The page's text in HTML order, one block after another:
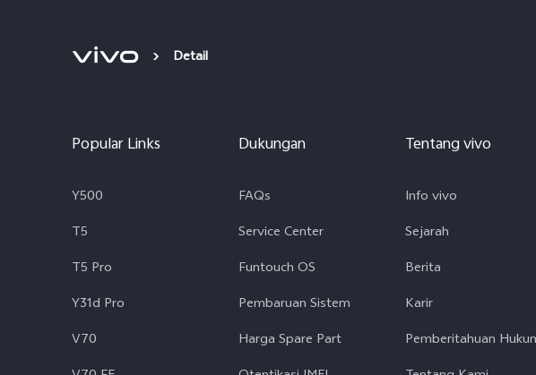
Detail
Popular Links
Y500
T5
T5 Pro
Y31d Pro
V70
Dukungan
FAQs
Service Center
Funtouch OS
Pembaruan Sistem
Harga Spare Part
Tentang vivo
Info vivo
Sejarah
Berita
Karir
Pemberitahuan